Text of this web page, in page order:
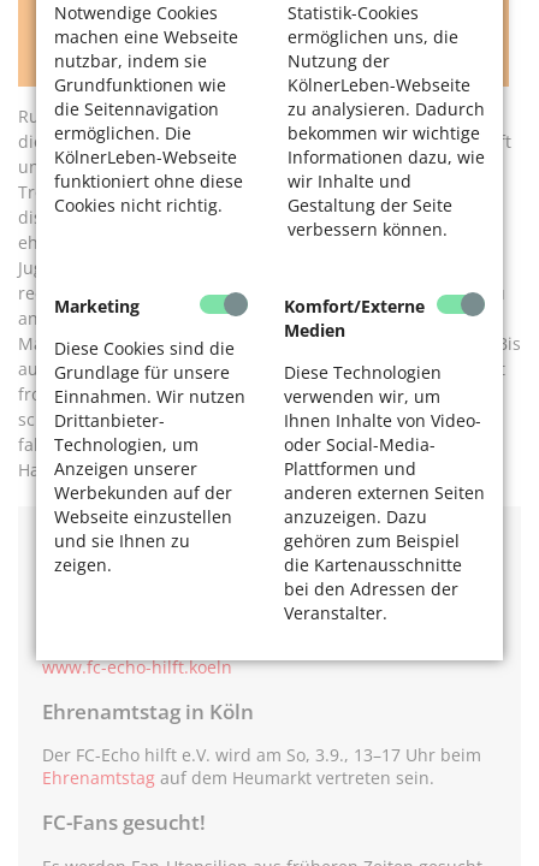
Notwendige Cookies
machen eine Webseite
nutzbar, indem sie
Grundfunktionen wie
die Seitennavigation
ermöglichen. Die
KölnerLeben-Webseite
funktioniert ohne diese
Cookies nicht richtig.
Statistik-Cookies
ermöglichen uns, die
Nutzung der
KölnerLeben-Webseite
zu analysieren. Dadurch
bekommen wir wichtige
Informationen dazu, wie
wir Inhalte und
Gestaltung der Seite
verbessern können.
Marketing
Diese Cookies sind die
Grundlage für unsere
Einnahmen. Wir nutzen
Drittanbieter-
Technologien, um
Anzeigen unserer
Werbekunden auf der
Webseite einzustellen
und sie Ihnen zu
zeigen.
Komfort/Externe
Medien
Diese Technologien
verwenden wir, um
Ihnen Inhalte von Video-
oder Social-Media-
Plattformen und
anderen externen Seiten
anzuzeigen. Dazu
gehören zum Beispiel
die Kartenausschnitte
bei den Adressen der
Veranstalter.
Hermann Mertens, Ehrenamtler, Verein „FC-Echo
Rund anderthalb Stunden bleiben Manes und Stefan an
diesem Tag in Haus 4 der SBK. Das Double von Meisterschaft
und Pokal wird angesprochen, Fotos der Spieler mit den
Trophäen begutachtet, die Frisur von Toni Schumacher
diskutiert. Thematisiert wird auch Preußen Dellbrück, ein
ehemaliger Verein im Rechtsrheinischen, und die Zeit der
Jugend allgemein. Manche der Anwesenden zeigen sich
redseliger als andere. Beim nächsten Treffen kann es genau
andersherum sein. Als das Mittagessen ansteht, packen
Manes und Stefan die Fan-Utensilien wieder in den Koffer. Bis
auf den Plüsch-Hennes, den dürfen alle behalten. Manes ist
froh, bei dem Projekt mitzuwirken. „Es ist für mich eine
schöne, berührende Zeit.“ Wenn der Stammtisch rum ist,
fahre er „öfters mal mit einem Tränchen im Auge nach
Hause“.
FC-Echo hilft e.V.
Oberstr. 32,
erinnerungskoffer@fc-echo-hilft.koeln
www.fc-echo-hilft.koeln
Ehrenamtstag in Köln
Der FC-Echo hilft e.V. wird am So, 3.9., 13–17 Uhr beim
Ehrenamtstag auf dem Heumarkt vertreten sein.
FC-Fans gesucht!